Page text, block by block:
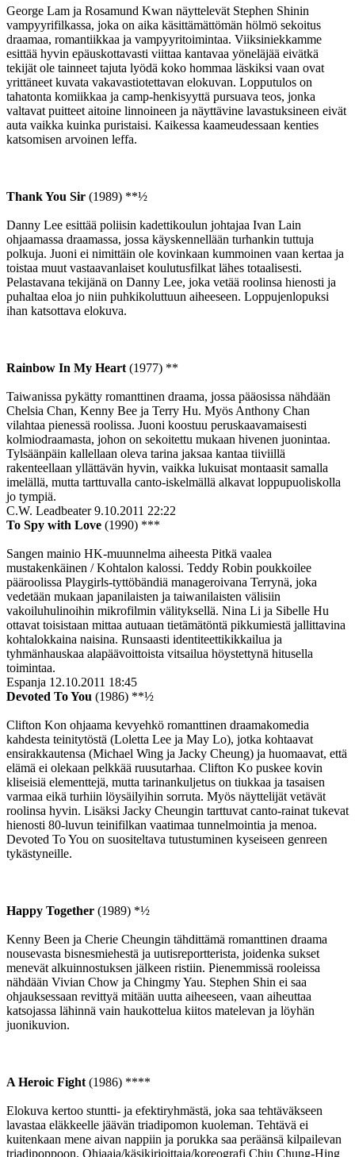
George Lam ja Rosamund Kwan näyttelevät Stephen Shinin
vampyyrifilkassa, joka on aika käsittämättömän hölmö sekoitus
draamaa, romantiikkaa ja vampyyritoimintaa. Viiksiniekkamme
esittää hyvin epäuskottavasti viittaa kantavaa yöneläjää eivätkä
tekijät ole tainneet tajuta lyödä koko hommaa läskiksi vaan ovat
yrittäneet kuvata vakavastiotettavan elokuvan. Lopputulos on
tahatonta komiikkaa ja camp-henkisyyttä pursuava teos, jonka
valtavat puitteet aitoine linnoineen ja näyttävine lavastuksineen eivät
auta vaikka kuinka puristaisi. Kaikessa kaameudessaan kenties
katsomisen arvoinen leffa.
Thank You Sir (1989) **½
Danny Lee esittää poliisin kadettikoulun johtajaa Ivan Lain
ohjaamassa draamassa, jossa käyskennellään turhankin tuttuja
polkuja. Juoni ei nimittäin ole kovinkaan kummoinen vaan kertaa ja
toistaa muut vastaavanlaiset koulutusfilkat lähes totaalisesti.
Pelastavana tekijänä on Danny Lee, joka vetää roolinsa hienosti ja
puhaltaa eloa jo niin puhkikoluttuun aiheeseen. Loppujenlopuksi
ihan katsottava elokuva.
Rainbow In My Heart (1977) **
Taiwanissa pykätty romanttinen draama, jossa pääosissa nähdään
Chelsia Chan, Kenny Bee ja Terry Hu. Myös Anthony Chan
vilahtaa pienessä roolissa. Juoni koostuu peruskaavamaisesti
kolmiodraamasta, johon on sekoitettu mukaan hivenen juonintaa.
Tylsäänpäin kallellaan oleva tarina jaksaa kantaa tiiviillä
rakenteellaan yllättävän hyvin, vaikka lukuisat montaasit samalla
imelällä, mutta tarttuvalla canto-iskelmällä alkavat loppupuoliskolla
jo tympiä.
C.W. Leadbeater 9.10.2011 22:22
To Spy with Love (1990) ***
Sangen mainio HK-muunnelma aiheesta Pitkä vaalea
mustakenkäinen / Kohtalon kalossi. Teddy Robin poukkoilee
pääroolissa Playgirls-tyttöbändiä manageroivana Terrynä, joka
vedetään mukaan japanilaisten ja taiwanilaisten välisiin
vakoiluhulinoihin mikrofilmin välityksellä. Nina Li ja Sibelle Hu
ottavat toisistaan mittaa autuaan tietämätöntä pikkumiestä jallittavina
kohtalokkaina naisina. Runsaasti identiteettikikkailua ja
tyhmänhauskaa alapäävoittoista vitsailua höystettynä hitusella
toimintaa.
Espanja 12.10.2011 18:45
Devoted To You (1986) **½
Clifton Kon ohjaama kevyehkö romanttinen draamakomedia
kahdesta teinitytöstä (Loletta Lee ja May Lo), jotka kohtaavat
ensirakkautensa (Michael Wing ja Jacky Cheung) ja huomaavat, että
elämä ei olekaan pelkkää ruusutarhaa. Clifton Ko puskee kovin
kliseisiä elementtejä, mutta tarinankuljetus on tiukkaa ja tasaisen
varmaa eikä turhiin löysäilyihin sorruta. Myös näyttelijät vetävät
roolinsa hyvin. Lisäksi Jacky Cheungin tarttuvat canto-rainat tukevat
hienosti 80-luvun teinifilkan vaatimaa tunnelmointia ja menoa.
Devoted To You on suositeltava tutustuminen kyseiseen genreen
tykästyneille.
Happy Together (1989) *½
Kenny Been ja Cherie Cheungin tähdittämä romanttinen draama
nousevasta bisnesmiehestä ja uutisreportterista, joidenka sukset
menevät alkuinnostuksen jälkeen ristiin. Pienemmissä rooleissa
nähdään Vivian Chow ja Chingmy Yau. Stephen Shin ei saa
ohjauksessaan revittyä mitään uutta aiheeseen, vaan aiheuttaa
katsojassa lähinnä vain haukottelua kiitos matelevan ja löyhän
juonikuvion.
A Heroic Fight (1986) ****
Elokuva kertoo stuntti- ja efektiryhmästä, joka saa tehtäväkseen
lavastaa eläkkeelle jäävän triadipomon kuoleman. Tehtävä ei
kuitenkaan mene aivan nappiin ja porukka saa peräänsä kilpailevan
triadipoppoon. Ohjaaja/käsikirjoittaja/koreografi Chiu Chung-Hing